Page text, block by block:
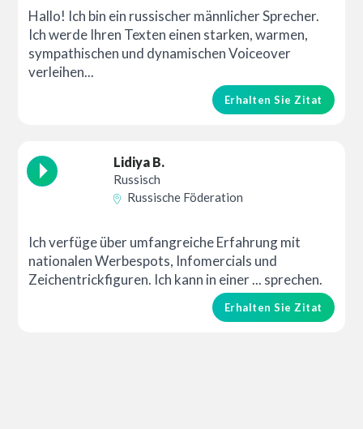
Hallo! Ich bin ein russischer männlicher Sprecher.
Ich werde Ihren Texten einen starken, warmen,
sympathischen und dynamischen Voiceover
verleihen...
Erhalten Sie Zitat
Lidiya B.
Russisch
Russische Föderation
Ich verfüge über umfangreiche Erfahrung mit
nationalen Werbespots, Infomercials und
Zeichentrickfiguren. Ich kann in einer ... sprechen.
Erhalten Sie Zitat